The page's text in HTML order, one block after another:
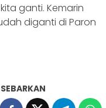
ganti. Kemarin
diganti di Paron
SEBARKAN